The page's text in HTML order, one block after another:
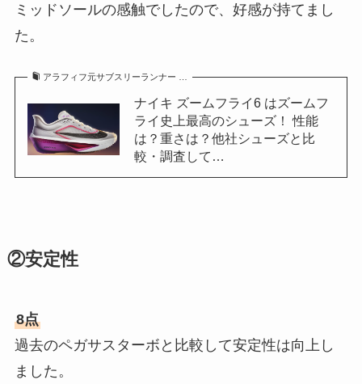
ミッドソールの感触でしたので、好感が持てまし
た。
アラフィフ元サブスリーランナー …
ナイキ ズームフライ6 はズームフ
ライ史上最高のシューズ！ 性能
は？重さは？他社シューズと比
較・調査して…
②安定性
8点
過去のペガサスターボと比較して安定性は向上し
ました。